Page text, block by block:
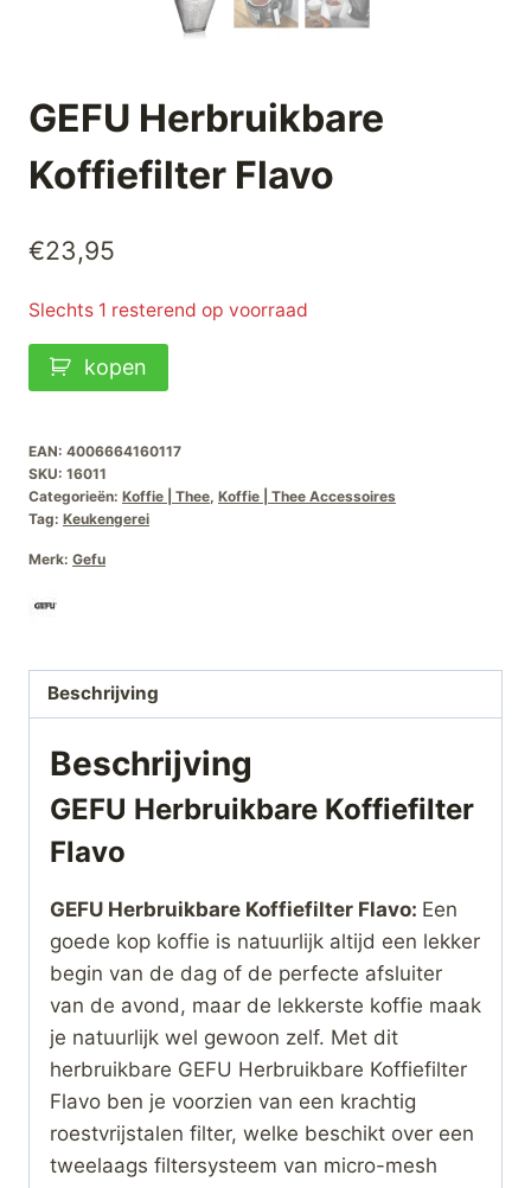
GEFU Herbruikbare
Koffiefilter Flavo
€23,95
Slechts 1 resterend op voorraad
GEFU
Herbruikbare
Flavo
aantal
kopen
EAN: 4006664160117
SKU: 16011
Categorieën: Koffie | Thee, Koffie | Thee Accessoires
Tag: Keukengerei
Merk: Gefu
Beschrijving
Beschrijving
GEFU Herbruikbare Koffiefilter
Flavo
GEFU Herbruikbare Koffiefilter Flavo: Een
goede kop koffie is natuurlijk altijd een lekker
begin van de dag of de perfecte afsluiter
van de avond, maar de lekkerste koffie maak
je natuurlijk wel gewoon zelf. Met dit
herbruikbare GEFU Herbruikbare Koffiefilter
Flavo ben je voorzien van een krachtig
roestvrijstalen filter, welke beschikt over een
tweelaags filtersysteem van micro-mesh